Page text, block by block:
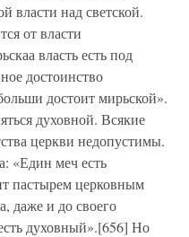
власти над светской.
от власти
власть есть под
достоинство
достоит мирьской».
духовной. Всякие
церкви недопустимы.
«Един меч есть
пастырем церковным
даже и до своего
духовный».[656] Но